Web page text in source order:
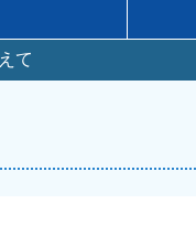
て